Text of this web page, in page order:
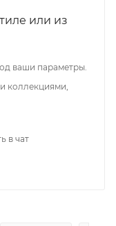
или из
ваши параметры.
коллекциями,
в чат